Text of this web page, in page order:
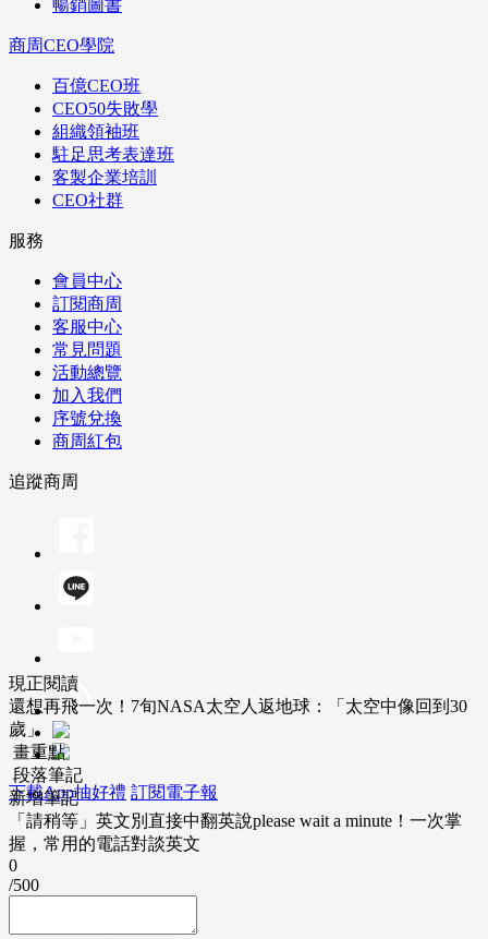
暢銷圖書
商周CEO學院
百億CEO班
CEO50失敗學
組織領袖班
駐足思考表達班
客製企業培訓
CEO社群
服務
會員中心
訂閱商周
客服中心
常見問題
活動總覽
加入我們
序號兌換
商周紅包
追蹤商周
下載App抽好禮 訂閱電子報
現正閱讀
還想再飛一次！7旬NASA太空人返地球：「太空中像回到30
歲」
畫重點
段落筆記
新增筆記
「請稍等」英文別直接中翻英說please wait a minute！一次掌
握，常用的電話對談英文
0
/500